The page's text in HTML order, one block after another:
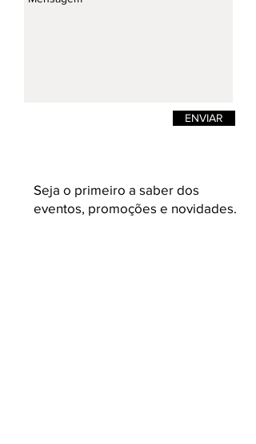
ENVIAR
Seja o primeiro a saber dos
eventos, promoções e novidades.